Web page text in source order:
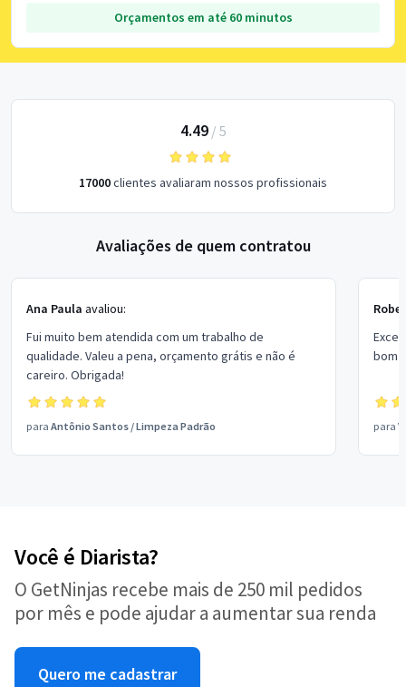
Orçamentos em até 60 minutos
4.49/ 5
17000clientes avaliaram nossos profissionais
Avaliações de quem contratou
Ana Paula avaliou:
Fui muito bem atendida com um trabalho de
qualidade. Valeu a pena, orçamento grátis e não é
careiro. Obrigada!
para Antônio Santos /Limpeza Padrão
bom
para
Você é Diarista?
O GetNinjas recebe mais de 250 mil pedidos
por mês e pode ajudar a aumentar sua renda
Quero me cadastrar